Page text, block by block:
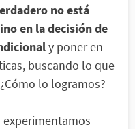
no está
en la decisión de
y poner en
buscando lo que
lo logramos?
experimentamos